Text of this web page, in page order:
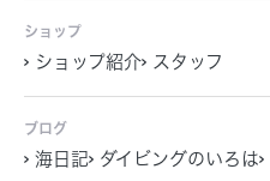
ショップ
ショップ紹介 スタッフ
ブログ
海日記 ダイビングのいろは